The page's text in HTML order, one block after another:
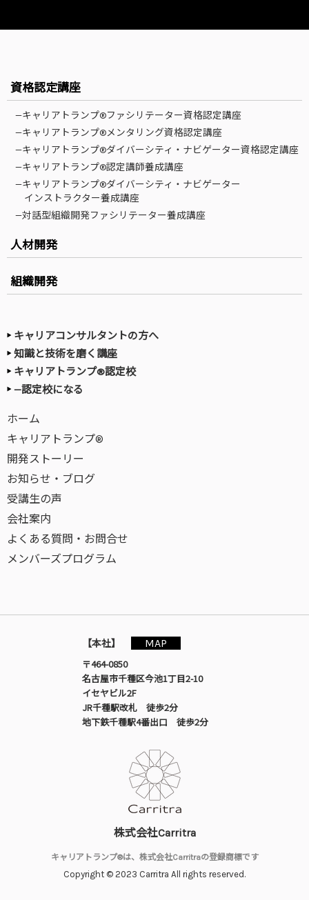
資格認定講座
—キャリアトランプ®ファシリテーター資格認定講座
—キャリアトランプ®メンタリング資格認定講座
—キャリアトランプ®ダイバーシティ・ナビゲーター資格認定講座
—キャリアトランプ®認定講師養成講座
—キャリアトランプ®ダイバーシティ・ナビゲーター
インストラクター養成講座
—対話型組織開発ファシリテーター養成講座
人材開発
組織開発
キャリアコンサルタントの方へ
知識と技術を磨く講座
キャリアトランプ®認定校
—認定校になる
ホーム
キャリアトランプ®
開発ストーリー
お知らせ・ブログ
受講生の声
会社案内
よくある質問・お問合せ
メンバーズプログラム
【本社】
MAP
〒464-0850
名古屋市千種区今池1丁目2-10
イセヤビル2F
JR千種駅改札 徒歩2分
地下鉄千種駅4番出口 徒歩2分
株式会社Carritra
キャリアトランプ®は、株式会社Carritraの登録商標です
Copyright © 2023 Carritra All rights reserved.